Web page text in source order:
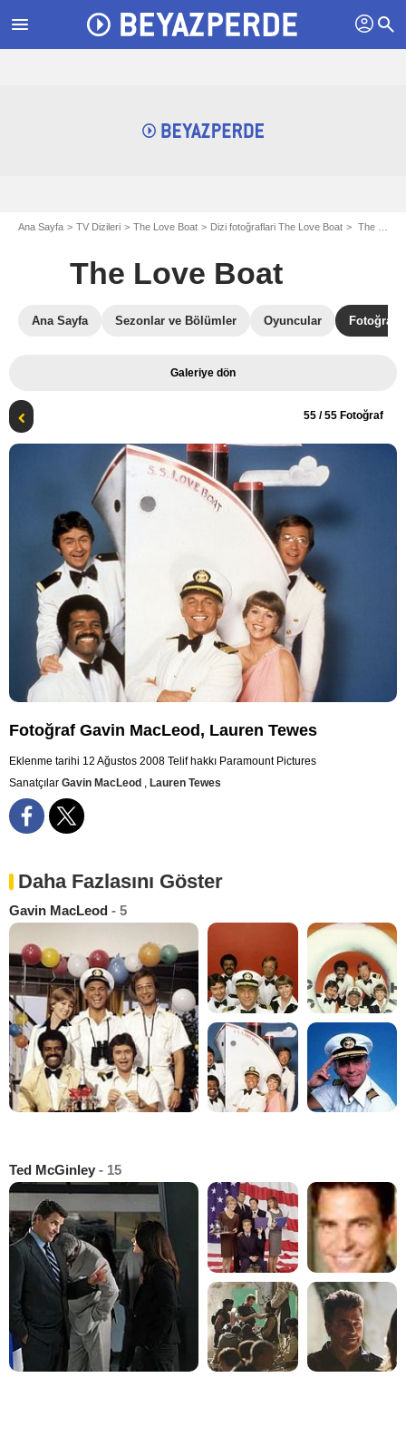
menu profil search
Ana Sayfa TV Dizileri The Love Boat Dizi fotoğraflari The Love Boat The Love Boat: Fotoğraf Gavin MacLeod, Lauren Tewes
The Love Boat
Ana Sayfa Sezonlar ve Bölümler Oyuncular
Galeriye dön
55 / 55 Fotoğraf
Fotoğraf Gavin MacLeod, Lauren Tewes
Eklenme tarihi 12 Ağustos 2008 Telif hakkı Paramount Pictures
Sanatçılar Gavin MacLeod , Lauren Tewes
Daha Fazlasını Göster
Gavin MacLeod - 5
Ted McGinley - 15